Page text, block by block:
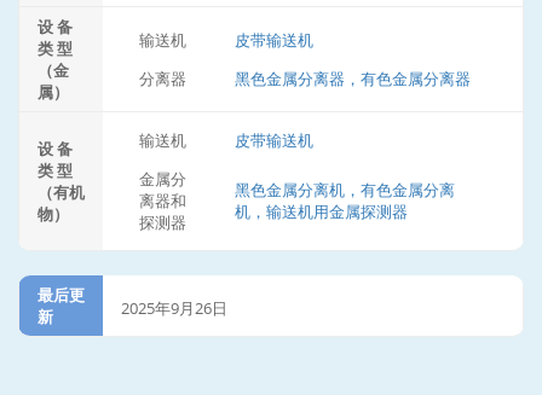
设 备
类 型
（金
属）
输送机
皮带输送机
分离器
黑色金属分离器，有色金属分离器
设 备
类 型
（有机
物）
输送机
皮带输送机
金属分
离器和
探测器
黑色金属分离机，有色金属分离
机，输送机用金属探测器
最后更
新
2025年9月26日